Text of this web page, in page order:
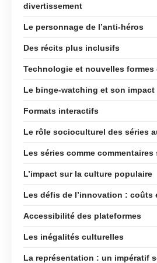
divertissement
Le personnage de l’anti-héros
Des récits plus inclusifs
Technologie et nouvelles formes
Le binge-watching et son impact
Formats interactifs
Le rôle socioculturel des séries
Les séries comme commentaires
L’impact sur la culture populaire
Les défis de l’innovation : coûts
Accessibilité des plateformes
Les inégalités culturelles
La représentation : un impératif